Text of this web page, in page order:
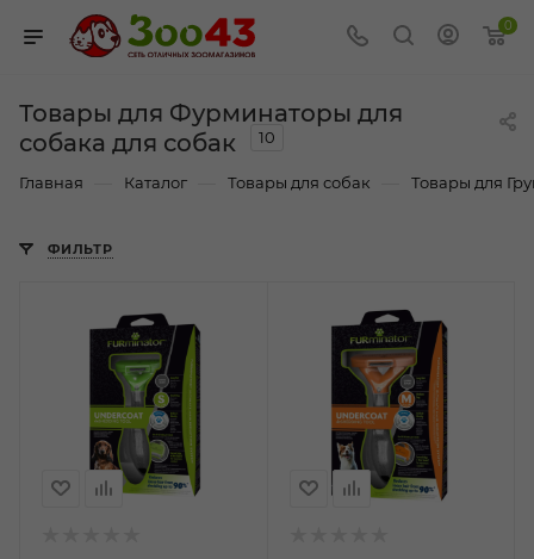
0
Товары для Фурминаторы для
собака для собак
10
Главная Каталог Товары для собак Товары для
ФИЛЬТР